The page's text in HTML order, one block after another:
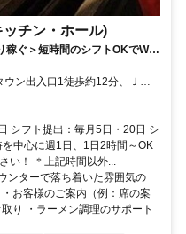
チン・ホール)
稼ぐ＞短時間のシフトOKでWワ
ン出入口1徒歩約12分、ＪＲ
シフト提出：毎月5日・20日 シ
中心に週1日、1日2時間～OK
い！ ＊上記時間以外...
ンターで落ち着いた雰囲気の
お客様のご案内（例：席の案
り ・ラーメン調理のサポート